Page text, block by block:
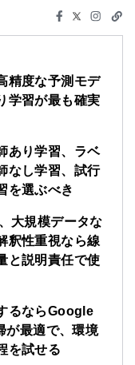
精度な予測モデ
学習が最も確実
あり学習、ラベ
なし学習、試行
を選ぶべき
大規模データな
釈性重視なら線
と説明責任で使
るならGoogle
が最適で、環境
を試せる